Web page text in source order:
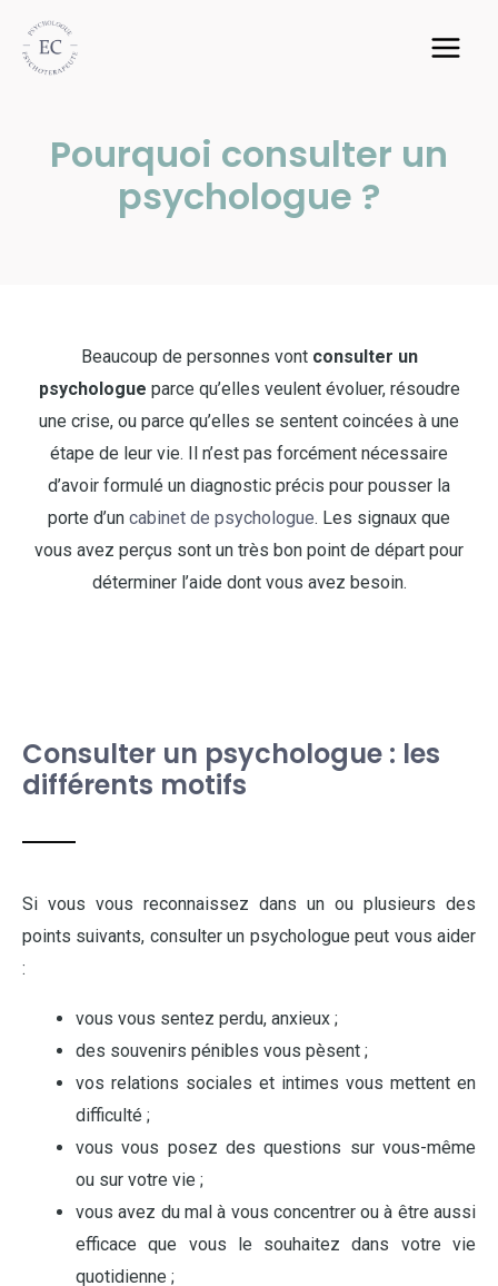
Pourquoi consulter un
psychologue ?
Beaucoup de personnes vont consulter un
psychologue parce qu’elles veulent évoluer, résoudre
une crise, ou parce qu’elles se sentent coincées à une
étape de leur vie. Il n’est pas forcément nécessaire
d’avoir formulé un diagnostic précis pour pousser la
porte d’un cabinet de psychologue. Les signaux que
vous avez perçus sont un très bon point de départ pour
déterminer l’aide dont vous avez besoin.
Consulter un psychologue : les
différents motifs
Si vous vous reconnaissez dans un ou plusieurs des
points suivants, consulter un psychologue peut vous aider
:
vous vous sentez perdu, anxieux ;
des souvenirs pénibles vous pèsent ;
vos relations sociales et intimes vous mettent en
difficulté ;
vous vous posez des questions sur vous-même
ou sur votre vie ;
vous avez du mal à vous concentrer ou à être aussi
efficace que vous le souhaitez dans votre vie
quotidienne ;